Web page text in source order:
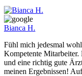
Bianca H.
Fühl mich jedesmal
Kompetente
und eine richtig gute
meinen Ergebnissen!